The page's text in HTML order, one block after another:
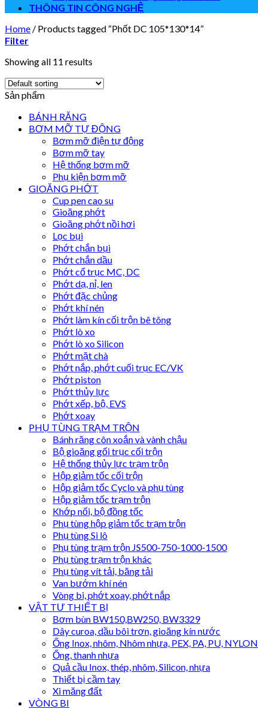
THÔNG TIN CÔNG NGHỆ
Home / Products tagged “Phốt DC 105*130*14”
Filter
Showing all 11 results
Sản phẩm
BÁNH RĂNG
BƠM MỠ TỰ ĐỘNG
Bơm mỡ điện tự động
Bơm mỡ tay
Hệ thống bơm mỡ
Phụ kiện bơm mỡ
GIOĂNG PHỚT
Cup pen cao su
Gioăng phớt
Gioăng phớt nồi hơi
Lọc bụi
Phớt chắn bụi
Phớt chắn dầu
Phớt cổ trục MC, DC
Phớt dạ, nỉ, len
Phớt đặc chủng
Phớt khí nén
Phớt làm kín cối trộn bê tông
Phớt lò xo
Phớt lò xo Silicon
Phớt mặt chà
Phớt nắp, phớt cuối trục EC/VK
Phớt piston
Phớt thủy lực
Phớt xếp, bộ, EVS
Phớt xoay
PHỤ TÙNG TRẠM TRỘN
Bánh răng côn xoắn và vành chậu
Bộ gioăng gối trục cối trộn
Hệ thống thủy lực trạm trộn
Hộp giảm tốc cối trộn
Hộp giảm tốc Cyclo và phụ tùng
Hộp giảm tốc trạm trộn
Khớp nối, bộ đồng tốc
Phụ tùng hộp giảm tốc trạm trộn
Phụ tùng Si lô
Phụ tùng trạm trộn JS500-750-1000-1500
Phụ tùng trạm trộn khác
Phụ tùng vít tải, băng tải
Van bướm khí nén
Vòng bi, phớt xoay, phớt nắp
VẬT TƯ THIẾT BỊ
Bơm bùn BW150,BW250, BW3329
Dây curoa, dầu bôi trơn, gioăng kín nước
Ống Inox, nhôm, Nhôm nhựa, PEX, PA, PU, NYLON
Ống, thanh nhựa
Quả cầu Inox, thép, nhôm, Silicon, nhựa
Thiết bị cầm tay
Xi măng đất
VÒNG BI